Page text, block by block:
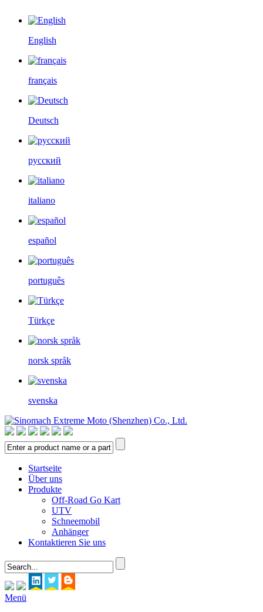
English
français
Deutsch
русский
italiano
español
português
Türkçe
norsk språk
svenska
Startseite
Über uns
Produkte
Off-Road Go Kart
UTV
Schneemobil
Anhänger
Kontaktieren Sie uns
Menü